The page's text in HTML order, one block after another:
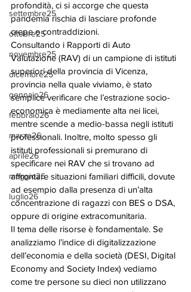
settembre25
ottobre25
novembre25
dicembre25
gennaio26
febbraio26
marzo26
aprile26
maggio26
luglio26
profondità, ci si accorge che questa
pandemia rischia di lasciare profonde
crepe e contraddizioni.
Consultando i Rapporti di Auto
Valutazione (RAV) di un campione di istituti
superiori della provincia di Vicenza,
provincia nella quale viviamo, è stato
semplice verificare che l’estrazione socio-
economica è mediamente alta nei licei,
mentre scende a medio-bassa negli istituti
professionali. Inoltre, molto spesso gli
istituti professionali si premurano di
specificare nei RAV che si trovano ad
affrontare situazioni familiari difficili, dovute
ad esempio dalla presenza di un’alta
concentrazione di ragazzi con BES o DSA,
oppure di origine extracomunitaria.
Il tema delle risorse è fondamentale. Se
analizziamo l’indice di digitalizzazione
dell’economia e della società (DESI, Digital
Economy and Society Index) vediamo
come tre persone su dieci non utilizzano